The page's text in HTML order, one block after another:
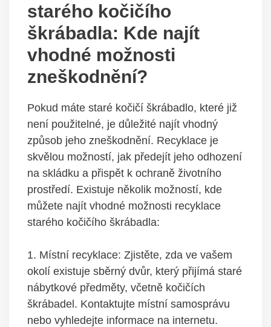
starého kočičího
škrábadla: Kde najít
vhodné možnosti
zneškodnění?
Pokud máte staré kočičí škrábadlo, které již
není použitelné, je důležité najít vhodný
způsob jeho zneškodnění. Recyklace je
skvělou možností, jak předejít jeho odhození
na skládku a přispět k ochraně životního
prostředí. Existuje několik možností, kde
můžete najít vhodné možnosti recyklace
starého kočičího škrábadla:
1. Místní recyklace: Zjistěte, zda ve vašem
okolí existuje sběrný dvůr, který přijímá staré
nábytkové předměty, včetně kočičích
škrábadel. Kontaktujte místní samosprávu
nebo vyhledejte informace na internetu.